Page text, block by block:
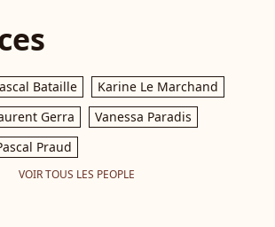
Bataille
Karine Le Marchand
Gerra
Vanessa Paradis
Praud
VOIR TOUS LES PEOPLE